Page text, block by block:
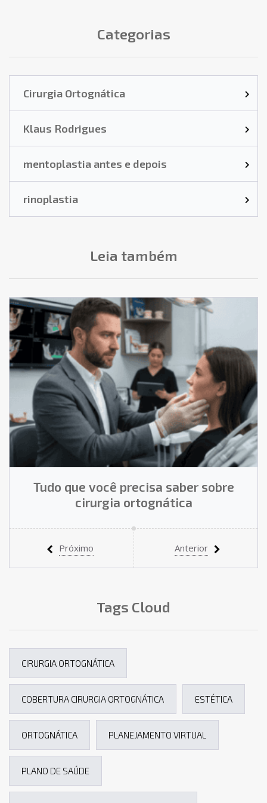
Categorias
Cirurgia Ortognática
Klaus Rodrigues
mentoplastia antes e depois
rinoplastia
Leia também
Tudo que você precisa saber sobre
cirurgia ortognática
Próximo Anterior
Tags Cloud
CIRURGIA ORTOGNÁTICA
COBERTURA CIRURGIA ORTOGNÁTICA ESTÉTICA
ORTOGNÁTICA PLANEJAMENTO VIRTUAL
PLANO DE SAÚDE